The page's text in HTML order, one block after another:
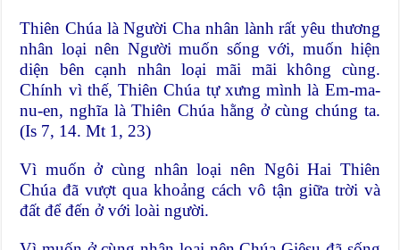
Thiên Chúa là Người Cha nhân lành rất yêu thương
nhân loại nên Người muốn sống với, muốn hiện
diện bên cạnh nhân loại mãi mãi không cùng.
Chính vì thế, Thiên Chúa tự xưng mình là Em-ma-
nu-en, nghĩa là Thiên Chúa hằng ở cùng chúng ta.
(Is 7, 14. Mt 1, 23)
Vì muốn ở cùng nhân loại nên Ngôi Hai Thiên
Chúa đã vượt qua khoảng cách vô tận giữa trời và
đất để đến ở với loài người.